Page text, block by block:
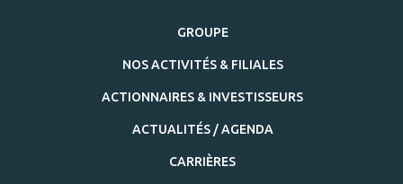
GROUPE
NOS ACTIVITÉS & FILIALES
ACTIONNAIRES & INVESTISSEURS
ACTUALITÉS / AGENDA
CARRIÈRES